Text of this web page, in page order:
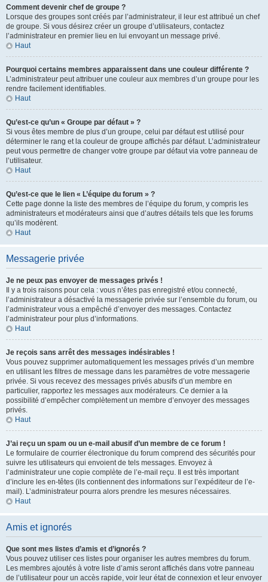
Comment devenir chef de groupe ?
Lorsque des groupes sont créés par l’administrateur, il leur est attribué un chef
de groupe. Si vous désirez créer un groupe d’utilisateurs, contactez
l’administrateur en premier lieu en lui envoyant un message privé.
Haut
Pourquoi certains membres apparaissent dans une couleur différente ?
L’administrateur peut attribuer une couleur aux membres d’un groupe pour les
rendre facilement identifiables.
Haut
Qu’est-ce qu’un « Groupe par défaut » ?
Si vous êtes membre de plus d’un groupe, celui par défaut est utilisé pour
déterminer le rang et la couleur de groupe affichés par défaut. L’administrateur
peut vous permettre de changer votre groupe par défaut via votre panneau de
l’utilisateur.
Haut
Qu’est-ce que le lien « L’équipe du forum » ?
Cette page donne la liste des membres de l’équipe du forum, y compris les
administrateurs et modérateurs ainsi que d’autres détails tels que les forums
qu’ils modèrent.
Haut
Messagerie privée
Je ne peux pas envoyer de messages privés !
Il y a trois raisons pour cela : vous n’êtes pas enregistré et/ou connecté,
l’administrateur a désactivé la messagerie privée sur l’ensemble du forum, ou
l’administrateur vous a empêché d’envoyer des messages. Contactez
l’administrateur pour plus d’informations.
Haut
Je reçois sans arrêt des messages indésirables !
Vous pouvez supprimer automatiquement les messages privés d’un membre
en utilisant les filtres de message dans les paramètres de votre messagerie
privée. Si vous recevez des messages privés abusifs d’un membre en
particulier, rapportez les messages aux modérateurs. Ce dernier a la
possibilité d’empêcher complètement un membre d’envoyer des messages
privés.
Haut
J’ai reçu un spam ou un e-mail abusif d’un membre de ce forum !
Le formulaire de courrier électronique du forum comprend des sécurités pour
suivre les utilisateurs qui envoient de tels messages. Envoyez à
l’administrateur une copie complète de l’e-mail reçu. Il est très important
d’inclure les en-têtes (ils contiennent des informations sur l’expéditeur de l’e-
mail). L’administrateur pourra alors prendre les mesures nécessaires.
Haut
Amis et ignorés
Que sont mes listes d’amis et d’ignorés ?
Vous pouvez utiliser ces listes pour organiser les autres membres du forum.
Les membres ajoutés à votre liste d’amis seront affichés dans votre panneau
de l’utilisateur pour un accès rapide, voir leur état de connexion et leur envoyer